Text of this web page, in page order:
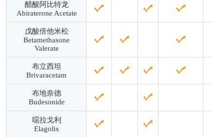
醋酸阿比特龙
Abiraterone Acetate
戊酸倍他米松
Betamethasone
Valerate
布立西坦
Brivaracetam
布地奈德
Budesonide
噁拉戈利
Elagolix